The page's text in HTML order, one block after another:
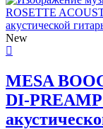
New
MESA
DI-PREAMP